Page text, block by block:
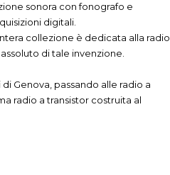
sonora con fonografo e
digitali.
collezione è dedicata alla radio,
di tale invenzione.
Genova, passando alle radio a
radio a transistor costruita al